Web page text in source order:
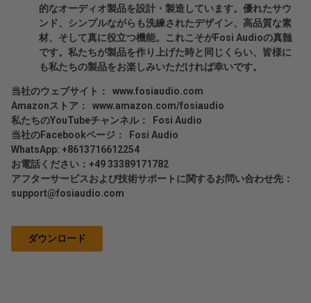
的なオーディオ製品を設計・製造しています。優れたサウ
ンド、シンプルながらも洗練されたデザイン、高品質な素
材、そして真に役立つ機能。これこそがFosi Audioの真髄
です。私たちが製品を作り上げた時と同じくらい、皆様に
も私たちの製品をお楽しみいただければ幸いです。
当社のウェブサイト： www.fosiaudio.com
Amazonストア： www.amazon.com/fosiaudio
私たちのYouTubeチャンネル： Fosi Audio
当社のFacebookページ： Fosi Audio
WhatsApp: +8613716612254
お電話ください：+49 33389171782
アフターサービスおよび技術サポートに関するお問い合わせ先：
support@fosiaudio.com
ダウンロード